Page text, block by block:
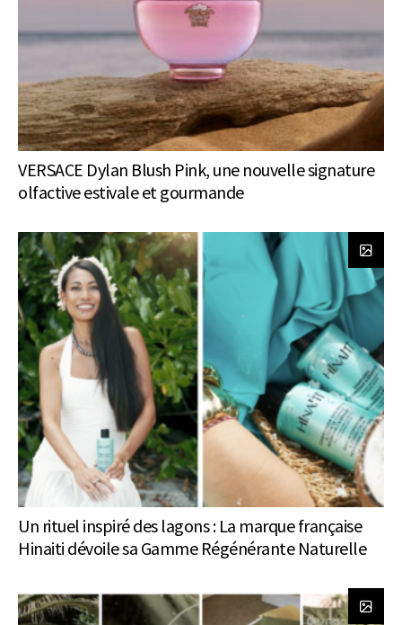
VERSACE Dylan Blush Pink, une nouvelle signature
olfactive estivale et gourmande
Un rituel inspiré des lagons : La marque française
Hinaiti dévoile sa Gamme Régénérante Naturelle